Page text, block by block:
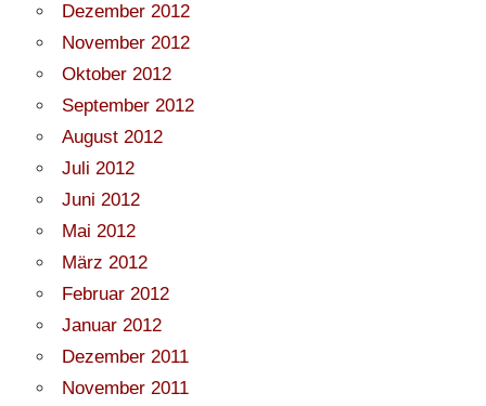
Dezember 2012
November 2012
Oktober 2012
September 2012
August 2012
Juli 2012
Juni 2012
Mai 2012
März 2012
Februar 2012
Januar 2012
Dezember 2011
November 2011